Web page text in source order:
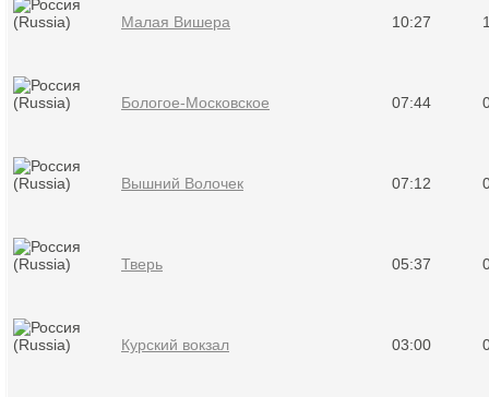
Малая Вишера 10:27
Бологое-Московское 07:44
Вышний Волочек 07:12
Тверь 05:37
Курский вокзал 03:00